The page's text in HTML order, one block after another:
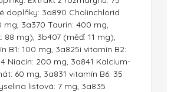
doplňky: 3a890 Cholinchlorid
mg, 3a370 Taurin: 400 mg,
88 mg), 3b407 (měď: 11 mg),
B1: 100 mg, 3a825i vitamín B2:
Niacin: 200 mg, 3a841 Kalcium-
60 mg, 3a831 vitamín B6: 35
listová: 7 mg, 3a835